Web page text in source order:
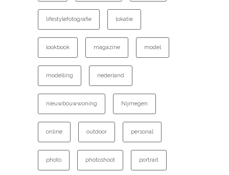
lifestylefotografie lokatie
lookbook magazine model
modelling nederland
nieuwbouwwoning Nijmegen
online outdoor personal
photo photoshoot portrait